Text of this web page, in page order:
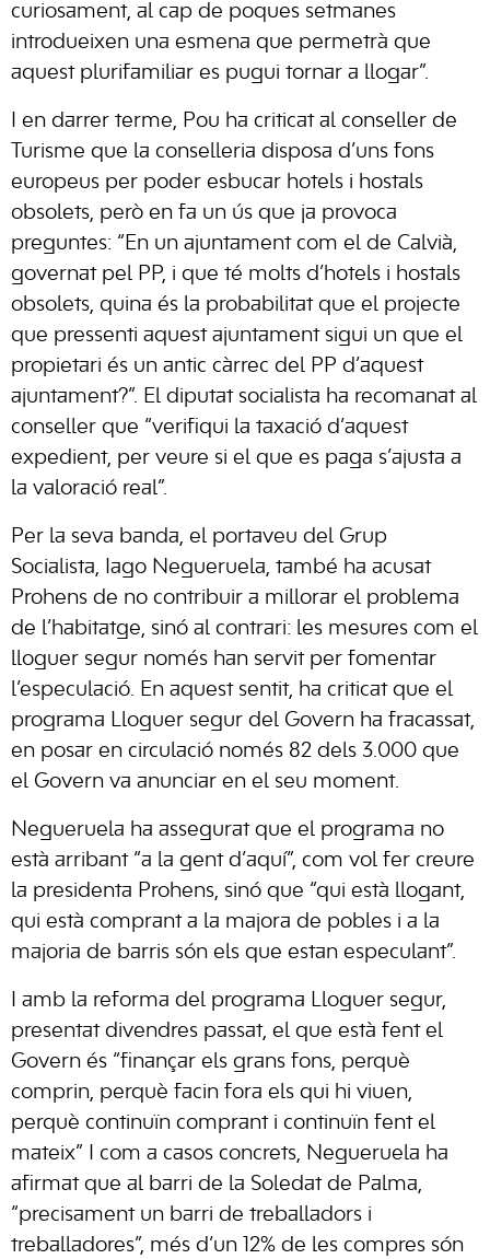
curiosament, al cap de poques setmanes
introdueixen una esmena que permetrà que
aquest plurifamiliar es pugui tornar a llogar”.
I en darrer terme, Pou ha criticat al conseller de
Turisme que la conselleria disposa d’uns fons
europeus per poder esbucar hotels i hostals
obsolets, però en fa un ús que ja provoca
preguntes: “En un ajuntament com el de Calvià,
governat pel PP, i que té molts d’hotels i hostals
obsolets, quina és la probabilitat que el projecte
que pressenti aquest ajuntament sigui un que el
propietari és un antic càrrec del PP d’aquest
ajuntament?”. El diputat socialista ha recomanat al
conseller que “verifiqui la taxació d’aquest
expedient, per veure si el que es paga s’ajusta a
la valoració real”.
Per la seva banda, el portaveu del Grup
Socialista, Iago Negueruela, també ha acusat
Prohens de no contribuir a millorar el problema
de l’habitatge, sinó al contrari: les mesures com el
lloguer segur només han servit per fomentar
l’especulació. En aquest sentit, ha criticat que el
programa Lloguer segur del Govern ha fracassat,
en posar en circulació només 82 dels 3.000 que
el Govern va anunciar en el seu moment.
Negueruela ha assegurat que el programa no
està arribant “a la gent d’aquí”, com vol fer creure
la presidenta Prohens, sinó que “qui està llogant,
qui està comprant a la majora de pobles i a la
majoria de barris són els que estan especulant”.
I amb la reforma del programa Lloguer segur,
presentat divendres passat, el que està fent el
Govern és “finançar els grans fons, perquè
comprin, perquè facin fora els qui hi viuen,
perquè continuïn comprant i continuïn fent el
mateix” I com a casos concrets, Negueruela ha
afirmat que al barri de la Soledat de Palma,
“precisament un barri de treballadors i
treballadores”, més d’un 12% de les compres són